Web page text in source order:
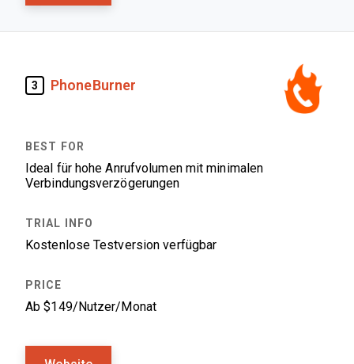
3 PhoneBurner
Ideal für hohe Anrufvolumen mit minimalen
Verbindungsverzögerungen
Kostenlose Testversion verfügbar
Ab $149/Nutzer/Monat